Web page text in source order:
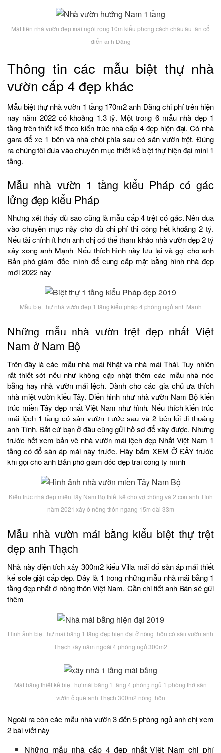
Mặt tiền nhà vườn đẹp mái ngói rộng 10m kiểu phong cách châu âu tân cổ
điển anh Đăng
Thông tin các mẫu biệt thự nhà
vườn cấp 4 đẹp khác
Mẫu biệt thự nhà vườn 1 tầng 170m2 anh Đăng chi phí trên hiện
nay năm 2022 có khoảng 1.3 tỷ. Một trong 6 mẫu nhà đẹp 1
tầng trên thiết kế theo kiến trúc nhà cấp 4 đẹp hiện đại. Có nhà
gara để xe 1 bên và nhà chòi phía sau có sân vườn trệt. Đúng
ra chúng tôi đưa vào chuyên mục thiết kế biệt thự hiện đại mini 1
tầng.
Mẫu nhà vườn 1 tầng kiểu Pháp có gác
lửng đẹp kiểu Pháp
Nhưng xét thấy dù sao cũng là mẫu cấp 4 trệt có gác. Nên đua
vào chuyên mục này cho dù chi phí thi công hết khoảng 2 tỷ.
Nếu tài chính ít hơn anh chị có thể tham khảo nhà vườn đẹp 2 tỷ
xây xong anh Mạnh. Nếu thích hình này lưu lại và gọi cho anh
Bản phó giám đốc mình để cung cấp mặt bằng hình nhà đẹp
mới 2022 này
Mẫu biệt thự nhà vườn đẹp 1 tầng kiểu pháp 4 phòng ngủ anh Mạnh
Những mẫu nhà vườn trệt đẹp nhất Việt
Nam ở Nam Bộ
Trên đây là các mẫu nhà mái Nhật và nhà mái Thái. Tuy nhiên
rất thiết sót nếu như không cập nhật thêm các mẫu nhà nóc
bằng hay nhà vườn mái lệch. Dành cho các gia chủ ưa thích
nhà miệt vườn kiểu Tây. Điển hình như nhà vườn Nam Bộ kiến
trúc miền Tây đẹp nhất Việt Nam như hình. Nếu thích kiến trúc
mái lệch 1 tầng có sân vườn trước sau và 2 bên lối đi thoáng
anh Tính. Bất cứ bạn ở đâu cũng gửi hồ sơ để xây được. Nhưng
trước hết xem bản vẽ nhà vườn mái lệch đẹp Nhất Việt Nam 1
tầng có đổ sàn áp mái này trước. Hãy bấm XEM Ở ĐÂYtrước
khi gọi cho anh Bản phó giám đốc đẹp trai công ty mình
Kiến trúc nhà đẹp miền Tây Nam Bộ thiết kế cho vợ chồng và 2 con anh Tính
năm 2021 xây ở nông thôn ngang 15m dài 33m
Mẫu nhà vườn mái bằng kiểu biệt thự trệt
đẹp anh Thạch
Nhà này diện tích xây 300m2 kiểu Villa mái đổ sàn áp mái thiết
kế sole giật cấp đẹp. Đây là 1 trong những mẫu nhà mái bằng 1
tầng đẹp nhất ở nông thôn Việt Nam. Cần chi tiết anh Bản sẽ gửi
thêm
Hình ảnh biệt thự mái bằng 1 tầng đẹp hiện đại ở nông thôn có sân vườn anh
Thạch xây năm ngoái 4 phòng ngủ 300m2
Mặt bằng thiết kế biệt thự mái bằng 1 tầng 4 phòng ngủ 1 phòng thờ sân
vườn ở quê anh Thạch 300m2 nông thôn
Ngoài ra còn các mẫu nhà vườn 3 đến 5 phòng ngủ anh chị xem
2 bài viết này
Những mẫu nhà cấp 4 đẹp nhất Việt Nam chi phí